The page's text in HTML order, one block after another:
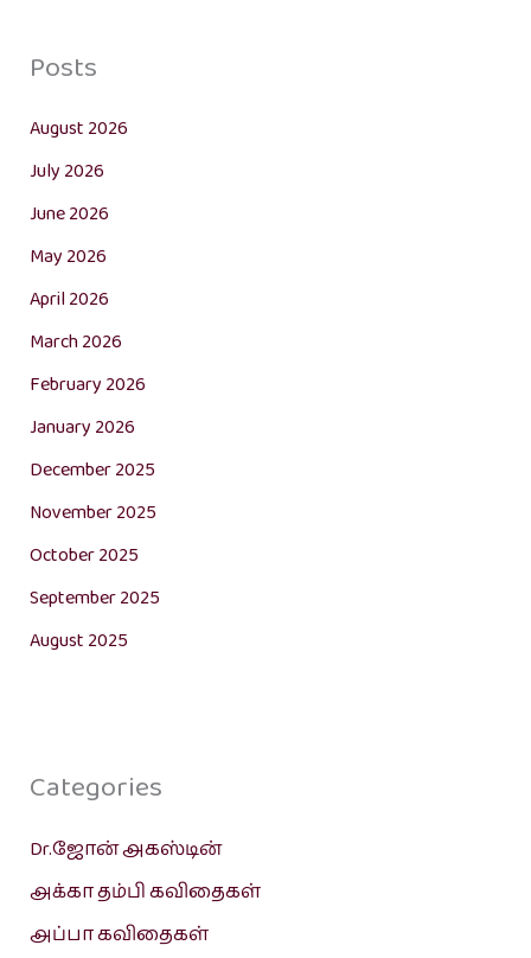
Posts
August 2026
July 2026
June 2026
May 2026
April 2026
March 2026
February 2026
January 2026
December 2025
November 2025
October 2025
September 2025
August 2025
Categories
Dr.ஜோன் அகஸ்டின்
அக்கா தம்பி கவிதைகள்
அப்பா கவிதைகள்